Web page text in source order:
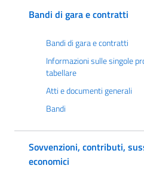
Bandi di gara e contratti
Bandi di gara e contratti
Informazioni sulle singole
tabellare
Atti e documenti generali
Bandi
Sovvenzioni, contributi,
economici